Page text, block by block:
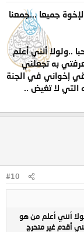
جميعا ...جمعنا
..ولولا أنني أعلم
به تجعلني
إخواني في الجنة
التي لا تغيض ..
#10
أنني أعلم من هو
أقدم غير متحرج